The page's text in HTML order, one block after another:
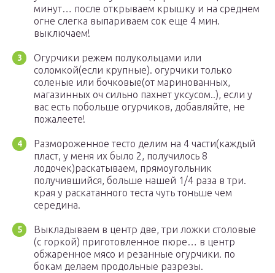
минут… после открываем крышку и на среднем
огне слегка выпариваем сок еще 4 мин.
выключаем!
Огурчики режем полукольцами или
соломкой(если крупные). огурчики только
соленые или бочковые(от маринованных,
магазинных оч сильно пахнет уксусом..), если у
вас есть побольше огурчиков, добавляйте, не
пожалеете!
Размороженное тесто делим на 4 части(каждый
пласт, у меня их было 2, получилось 8
лодочек)раскатываем, прямоугольник
получившийся, больше нашей 1/4 раза в три.
края у раскатанного теста чуть тоньше чем
середина.
Выкладываем в центр две, три ложки столовые
(с горкой) приготовленное пюре… в центр
обжаренное мясо и резанные огурчики. по
бокам делаем продольные разрезы.